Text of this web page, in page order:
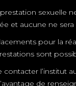
sexuelle
et aucune ne sera
pour la
sont
contacter l’institut
de